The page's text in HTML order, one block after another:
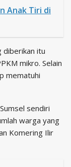
Anak Tiri di
diberikan itu
mikro. Selain
mematuhi
sendiri
warga yang
Komering Ilir